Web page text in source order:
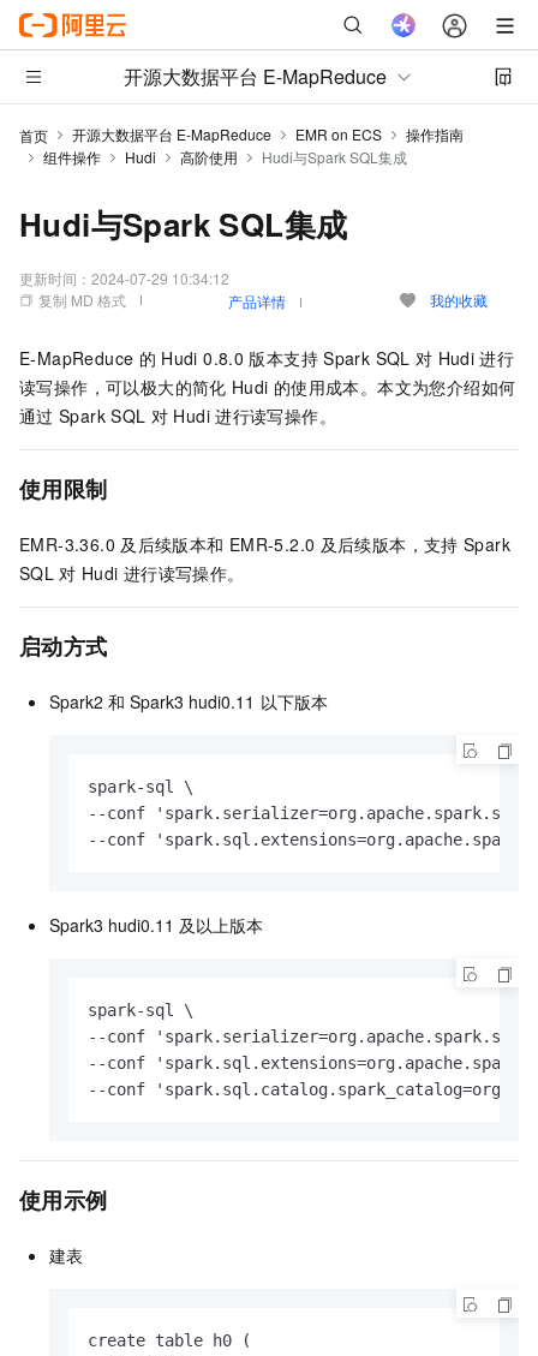
开源大数据平台 E-MapReduce
首页 开源大数据平台 E-MapReduce EMR on ECS
操作指南
组件操作
Hudi 高阶使用 Hudi与Spark SQL集成
Hudi与Spark SQL集成
更新时间： 2024-07-29 10:34:12
复制 MD 格式
产品详情 我的收藏
E-MapReduce 的 Hudi 0.8.0 版本支持 Spark SQL 对 Hudi 进行
读写操作，可以极大的简化 Hudi 的使用成本。本文为您介绍如何
通过 Spark SQL 对 Hudi 进行读写操作。
使用限制
EMR-3.36.0 及后续版本和 EMR-5.2.0 及后续版本，支持 Spark
SQL 对 Hudi 进行读写操作。
启动方式
Spark2 和 Spark3 hudi0.11 以下版本
spark-sql \
--conf
--conf
Spark3 hudi0.11 及以上版本
spark-sql \
--conf
--conf
--conf
使用示例
建表
create table h0 (